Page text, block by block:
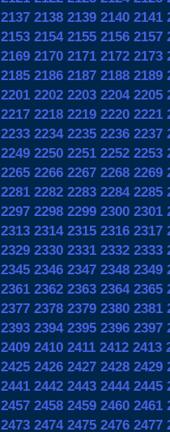
2137 2138 2139 2140 2141
2153 2154 2155 2156 2157
2169 2170 2171 2172 2173
2185 2186 2187 2188 2189
2201 2202 2203 2204 2205
2217 2218 2219 2220 2221
2233 2234 2235 2236 2237
2249 2250 2251 2252 2253
2265 2266 2267 2268 2269
2281 2282 2283 2284 2285
2297 2298 2299 2300 2301
2313 2314 2315 2316 2317
2329 2330 2331 2332 2333
2345 2346 2347 2348 2349
2361 2362 2363 2364 2365
2377 2378 2379 2380 2381
2393 2394 2395 2396 2397
2409 2410 2411 2412 2413
2425 2426 2427 2428 2429
2441 2442 2443 2444 2445
2457 2458 2459 2460 2461
2473 2474 2475 2476 2477